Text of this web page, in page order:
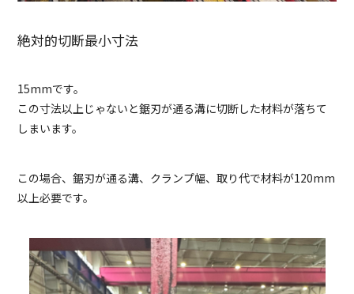
絶対的切断最小寸法
15mmです。
この寸法以上じゃないと鋸刃が通る溝に切断した材料が落ちて
しまいます。
この場合、鋸刃が通る溝、クランプ幅、取り代で材料が120mm
以上必要です。